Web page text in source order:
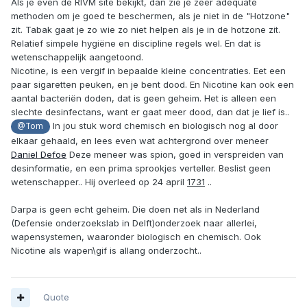
Als je even de RIVM site bekijkt, dan zie je zeer adequate
methoden om je goed te beschermen, als je niet in de "Hotzone"
zit. Tabak gaat je zo wie zo niet helpen als je in de hotzone zit.
Relatief simpele hygiëne en discipline regels wel. En dat is
wetenschappelijk aangetoond.
Nicotine, is een vergif in bepaalde kleine concentraties. Eet een
paar sigaretten peuken, en je bent dood. En Nicotine kan ook een
aantal bacteriën doden, dat is geen geheim. Het is alleen een
slechte desinfectans, want er gaat meer dood, dan dat je lief is..
@Tom
In jou stuk word chemisch en biologisch nog al door
elkaar gehaald, en lees even wat achtergrond over meneer
Daniel Defoe Deze meneer was spion, goed in verspreiden van
desinformatie, en een prima sprookjes verteller. Beslist geen
wetenschapper.. Hij overleed op 24 april 1731 ..
Darpa is geen echt geheim. Die doen net als in Nederland
(Defensie onderzoekslab in Delft)onderzoek naar allerlei,
wapensystemen, waaronder biologisch en chemisch. Ook
Nicotine als wapen\gif is allang onderzocht..
Quote